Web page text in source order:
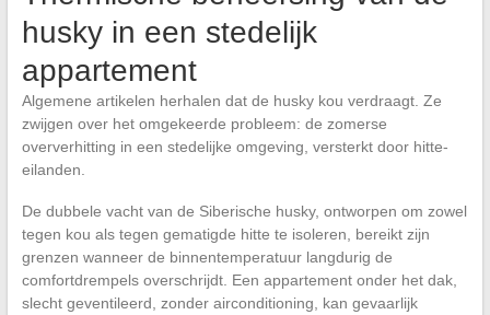
husky in een stedelijk
appartement
Algemene artikelen herhalen dat de husky kou verdraagt. Ze
zwijgen over het omgekeerde probleem: de zomerse
oververhitting in een stedelijke omgeving, versterkt door hitte-
eilanden.
De dubbele vacht van de Siberische husky, ontworpen om zowel
tegen kou als tegen gematigde hitte te isoleren, bereikt zijn
grenzen wanneer de binnentemperatuur langdurig de
comfortdrempels overschrijdt. Een appartement onder het dak,
slecht geventileerd, zonder airconditioning, kan gevaarlijk